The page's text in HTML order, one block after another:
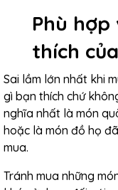
Phù
thích
Sai lầm lớn nhất khi
gì bạn thích chứ
nghĩa nhất là món
hoặc là món đồ họ
mua.
Tránh mua những